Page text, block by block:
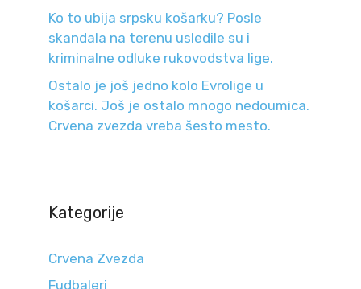
Ko to ubija srpsku košarku? Posle
skandala na terenu usledile su i
kriminalne odluke rukovodstva lige.
Ostalo je još jedno kolo Evrolige u
košarci. Još je ostalo mnogo nedoumica.
Crvena zvezda vreba šesto mesto.
Kategorije
Crvena Zvezda
Fudbaleri